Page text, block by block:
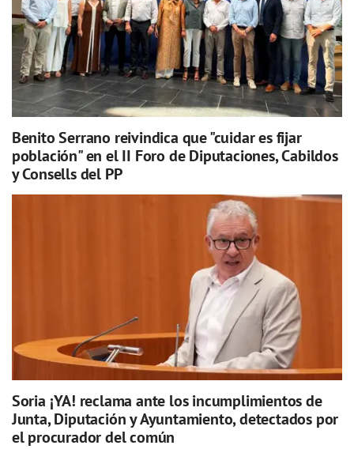
Benito Serrano reivindica que "cuidar es fijar
población" en el II Foro de Diputaciones, Cabildos
y Consells del PP
Soria ¡YA! reclama ante los incumplimientos de
Junta, Diputación y Ayuntamiento, detectados por
el procurador del común